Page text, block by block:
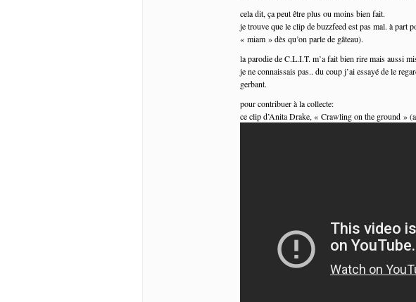
cela dit, ça peut être plus ou moins bien fait.
je trouve que le clip de buzzfeed est pas mal. à part
« miam » dès qu’on parle de gâteau).
la parodie de C.L.I.T. m’a fait bien rire mais aussi
je ne connaissais pas.. du coup j’ai essayé de le
gerbant.
pour contribuer à la collecte:
ce clip d’Anita Drake, « Crawling on the ground »